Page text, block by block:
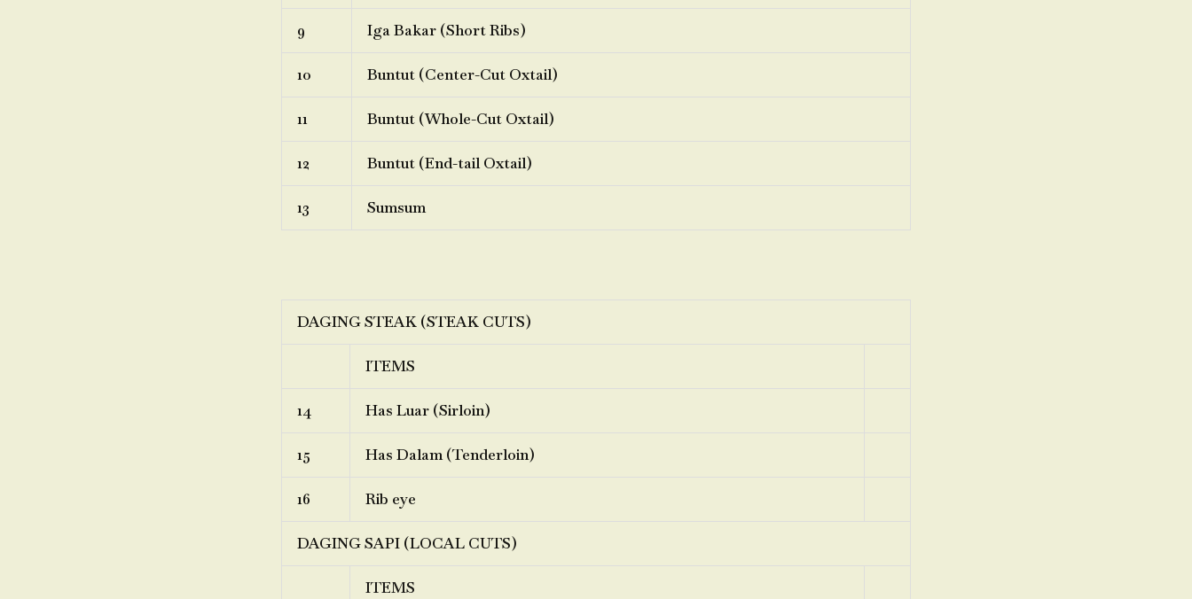
9 Iga Bakar (Short Ribs)
10 Buntut (Center-Cut Oxtail)
11 Buntut (Whole-Cut Oxtail)
12 Buntut (End-tail Oxtail)
13 Sumsum
DAGING STEAK (STEAK CUTS)
ITEMS
14 Has Luar (Sirloin)
15 Has Dalam (Tenderloin)
16 Rib eye
DAGING SAPI (LOCAL CUTS)
ITEMS